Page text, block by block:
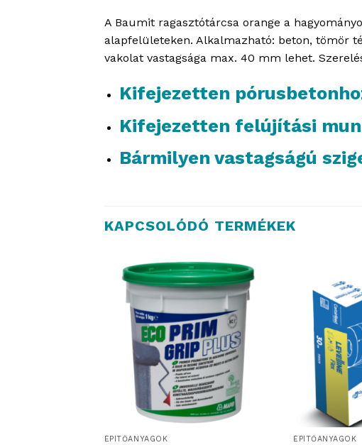
A Baumit ragasztótárcsa orange a
alapfelületeken. Alkalmazható: beton, tömör
vakolat vastagsága max. 40 mm lehet.
Kifejezetten
Kifejezetten felújítási
Bármilyen vastagságú
KAPCSOLÓDÓ TERMÉKEK
ÉPÍTŐANYAGOK ÉPÍTŐANYAGOK